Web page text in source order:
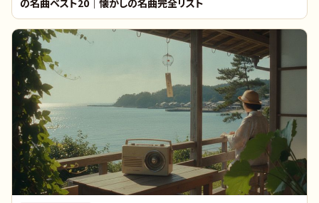
の名曲ベスト20｜懐かしの名曲完全リスト